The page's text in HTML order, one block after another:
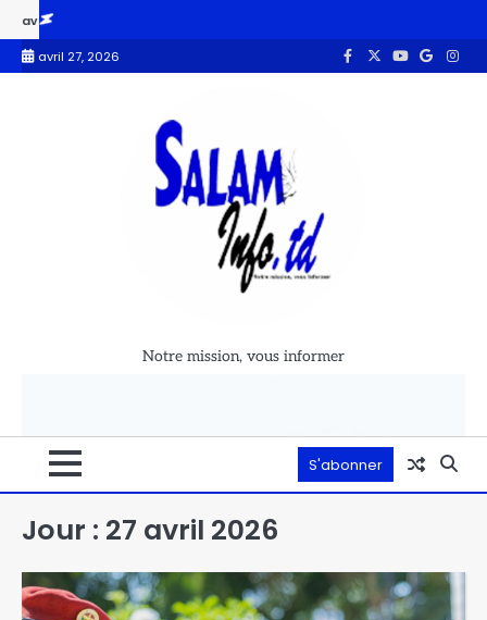
Le parti Tchad Uni dénonce les arrestations de leaders de
avril 27, 2026
Notre mission, vous informer
S'abonner
Jour : 27 avril 2026